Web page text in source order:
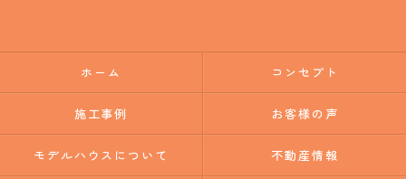
ホーム コンセプト
施工事例 お客様の声
モデルハウスについて 不動産情報